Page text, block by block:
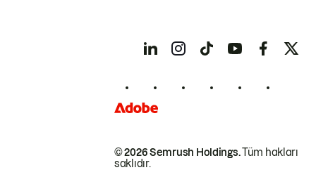
© 2026 Semrush Holdings.Tüm hakları
saklıdır.